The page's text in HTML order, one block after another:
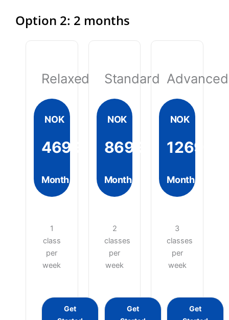
Option 2: 2 months
Relaxed
NOK
4699
Month
1
class
per
week
Get
Standard
NOK
8699
Month
2
classes
per
week
Get
Advanced
NOK
12699
Month
3
classes
per
week
Get